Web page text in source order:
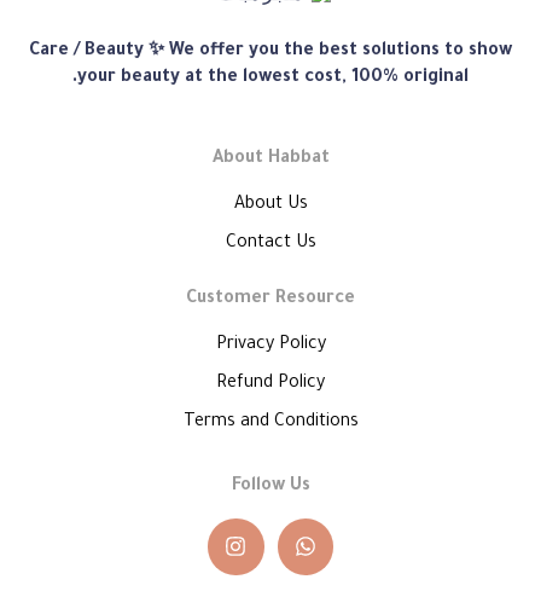
متجر
هبّات
Care / Beauty ✨ We offer you the best solutions to show
your beauty at the lowest cost, 100% original.
About Habbat
About Us
Contact Us
Customer Resource
Privacy Policy
Refund Policy
Terms and Conditions
Follow Us